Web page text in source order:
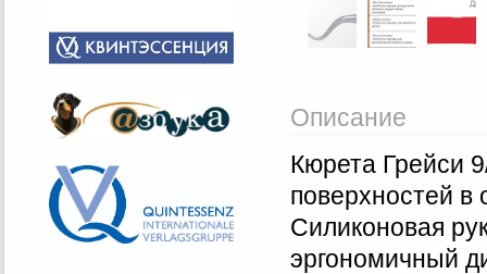
Описание
Кюрета Грейси
поверхностей в
Силиконовая
эргономичный